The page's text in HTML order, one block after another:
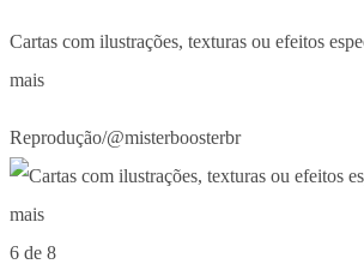
Cartas com ilustrações, texturas ou efeitos
mais
Reprodução/@misterboosterbr
6 de 8